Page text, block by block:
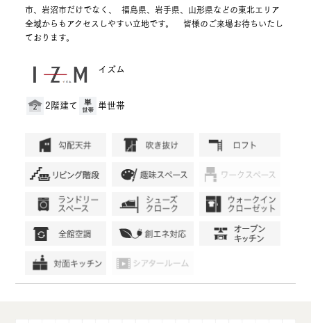
市、岩沼市だけでなく、 福島県、岩手県、山形県などの東北エリア
全域からもアクセスしやすい立地です。 皆様のご来場お待ちいたし
ております。
イズム
2階建て 単世帯